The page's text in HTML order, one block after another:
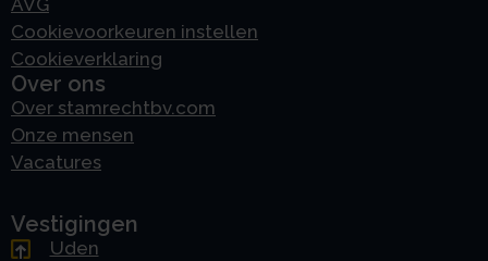
AVG
Cookievoorkeuren instellen
Cookieverklaring
Over ons
Over stamrechtbv.com
Onze mensen
Vacatures
Vestigingen
Uden